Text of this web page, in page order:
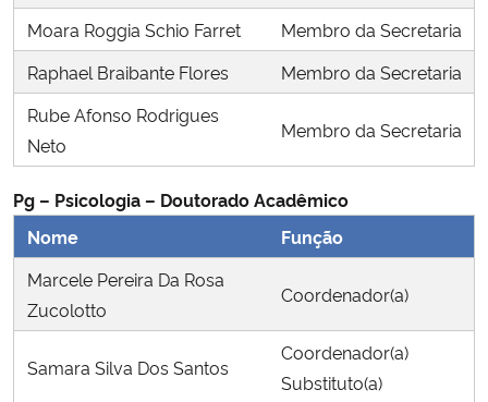
Moara Roggia Schio Farret
Membro da Secretaria
Raphael Braibante Flores
Membro da Secretaria
Rube Afonso Rodrigues
Neto
Membro da Secretaria
Pg – Psicologia – Doutorado Acadêmico
Nome
Função
Marcele Pereira Da Rosa
Zucolotto
Coordenador(a)
Samara Silva Dos Santos
Coordenador(a)
Substituto(a)